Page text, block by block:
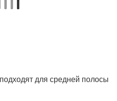
для средней полосы